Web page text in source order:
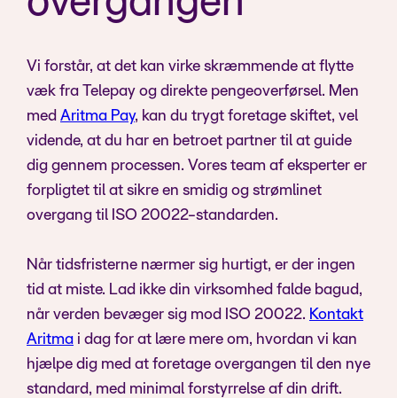
Vi forstår, at det kan virke skræmmende at flytte
væk fra Telepay og direkte pengeoverførsel. Men
med Aritma Pay, kan du trygt foretage skiftet, vel
vidende, at du har en betroet partner til at guide
dig gennem processen. Vores team af eksperter er
forpligtet til at sikre en smidig og strømlinet
overgang til ISO 20022-standarden.
Når tidsfristerne nærmer sig hurtigt, er der ingen
tid at miste. Lad ikke din virksomhed falde bagud,
når verden bevæger sig mod ISO 20022. Kontakt
Aritma i dag for at lære mere om, hvordan vi kan
hjælpe dig med at foretage overgangen til den nye
standard, med minimal forstyrrelse af din drift.